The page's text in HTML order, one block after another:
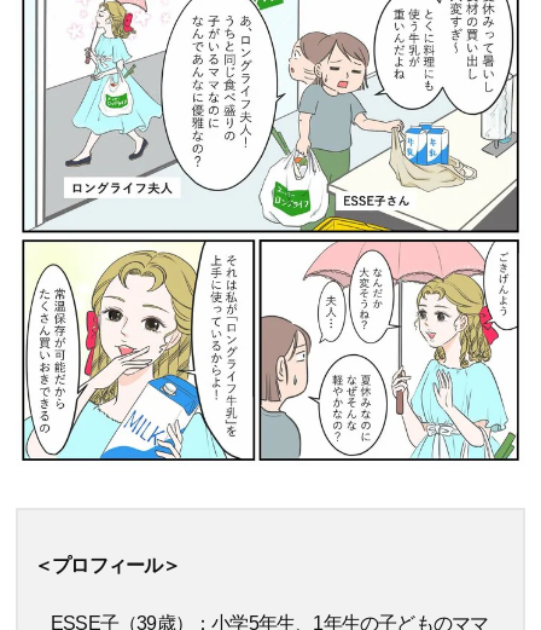
＜プロフィール＞
ESSE子（39歳）：小学5年生、1年生の子どものママ